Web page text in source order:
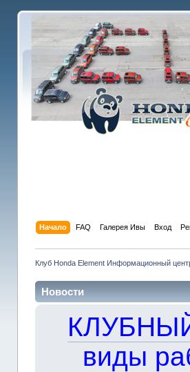
Начало FAQ Галерея Ивы Вход
Клуб Honda Element Информационный
Новости
виды